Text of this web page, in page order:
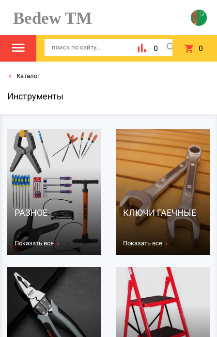
Bedew TM
0 0
Каталог
Инструменты
РАЗНОЕ
Показать все
КЛЮЧИ ГАЕЧНЫЕ
Показать все